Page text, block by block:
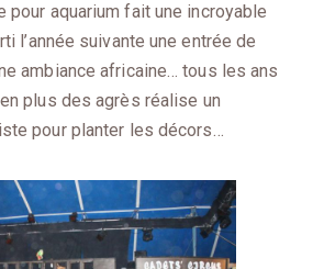
pour aquarium fait une incroyable
l’année suivante une entrée de
ambiance africaine… tous les ans
plus des agrès réalise un
pour planter les décors…